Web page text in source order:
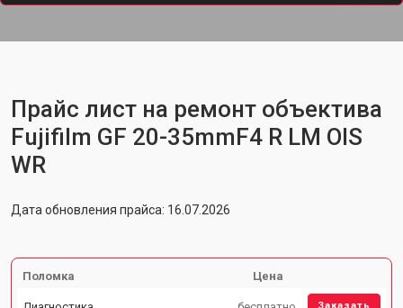
Прайс лист на ремонт объектива
Fujifilm GF 20-35mmF4 R LM OIS
WR
Дата обновления прайса: 16.07.2026
Поломка Цена